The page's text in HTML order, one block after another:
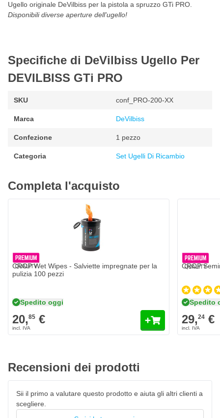
Ugello originale DeVilbiss per la pistola a spruzzo GTi PRO.
Disponibili diverse aperture dell'ugello!
Specifiche di DeVilbiss Ugello Per
DEVILBISS GTi PRO
SKU conf_PRO-200-XX
Marca DeVilbiss
Confezione 1 pezzo
Categoria Set Ugelli Di Ricambio
Completa l'acquisto
CROP Wet Wipes - Salviette impregnate per la
pulizia 100 pezzi
Spedito oggi
20,85 €
CROP
Spedito
29,24 €
Recensioni dei prodotti
Sii il primo a valutare questo prodotto e aiuta gli altri clienti a
scegliere.